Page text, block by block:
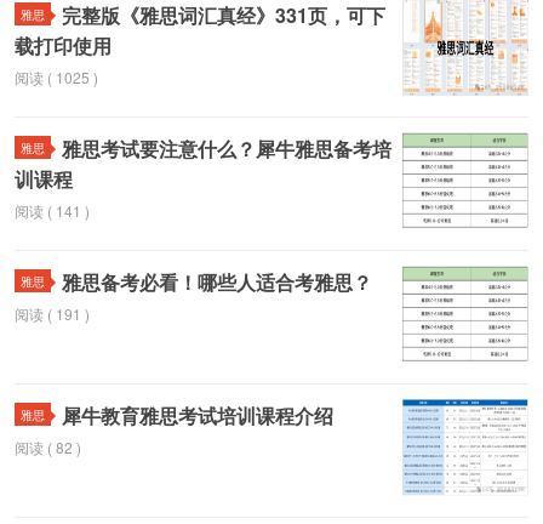
雅思
完整版《雅思词汇真经》331页，可下
载打印使用
阅读 ( 1025 )
雅思
雅思考试要注意什么？犀牛雅思备考培
训课程
阅读 ( 141 )
雅思 雅思备考必看！哪些人适合考雅思？
阅读 ( 191 )
雅思 犀牛教育雅思考试培训课程介绍
阅读 ( 82 )